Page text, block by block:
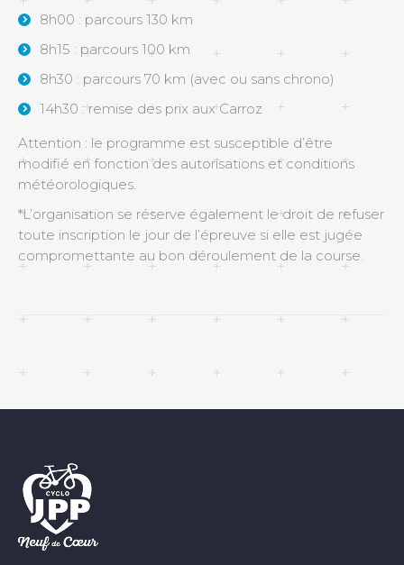
8h00 : parcours 130 km
8h15 : parcours 100 km
8h30 : parcours 70 km (avec ou sans chrono)
14h30 : remise des prix aux Carroz
Attention : le programme est susceptible d’être
modifié en fonction des autorisations et conditions
météorologiques.
*L’organisation se réserve également le droit de refuser
toute inscription le jour de l’épreuve si elle est jugée
compromettante au bon déroulement de la course.